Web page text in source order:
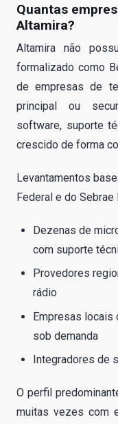
Quantas
Altamira?
Altamira não
formalizado como
de empresas de
principal ou
software, suporte
crescido de forma
Levantamentos
Federal e do Sebrae
Dezenas de
com suporte
Provedores
rádio
Empresas
sob demanda
Integradores de
O perfil
muitas vezes com